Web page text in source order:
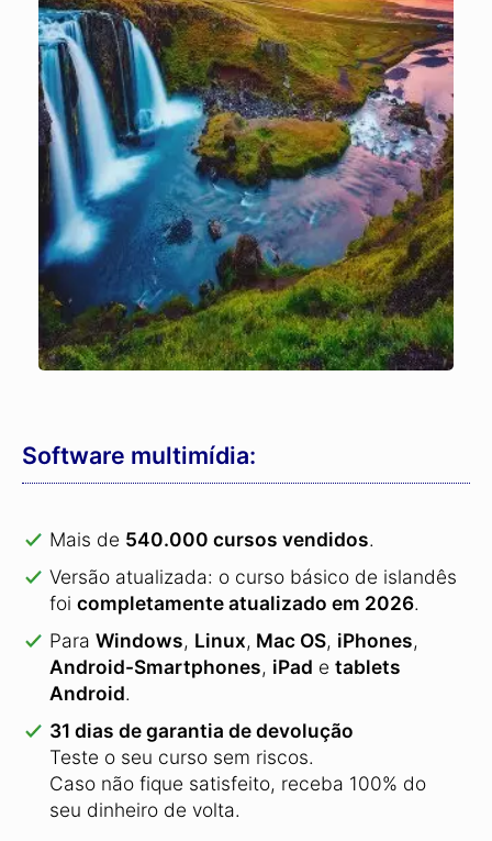
Software multimídia:
Mais de 540.000 cursos vendidos.
Versão atualizada: o curso básico de islandês
foi completamente atualizado em 2026.
Para Windows, Linux, Mac OS, iPhones,
Android-Smartphones, iPad e tablets
Android.
31 dias de garantia de devolução
Teste o seu curso sem riscos.
Caso não fique satisfeito, receba 100% do
seu dinheiro de volta.